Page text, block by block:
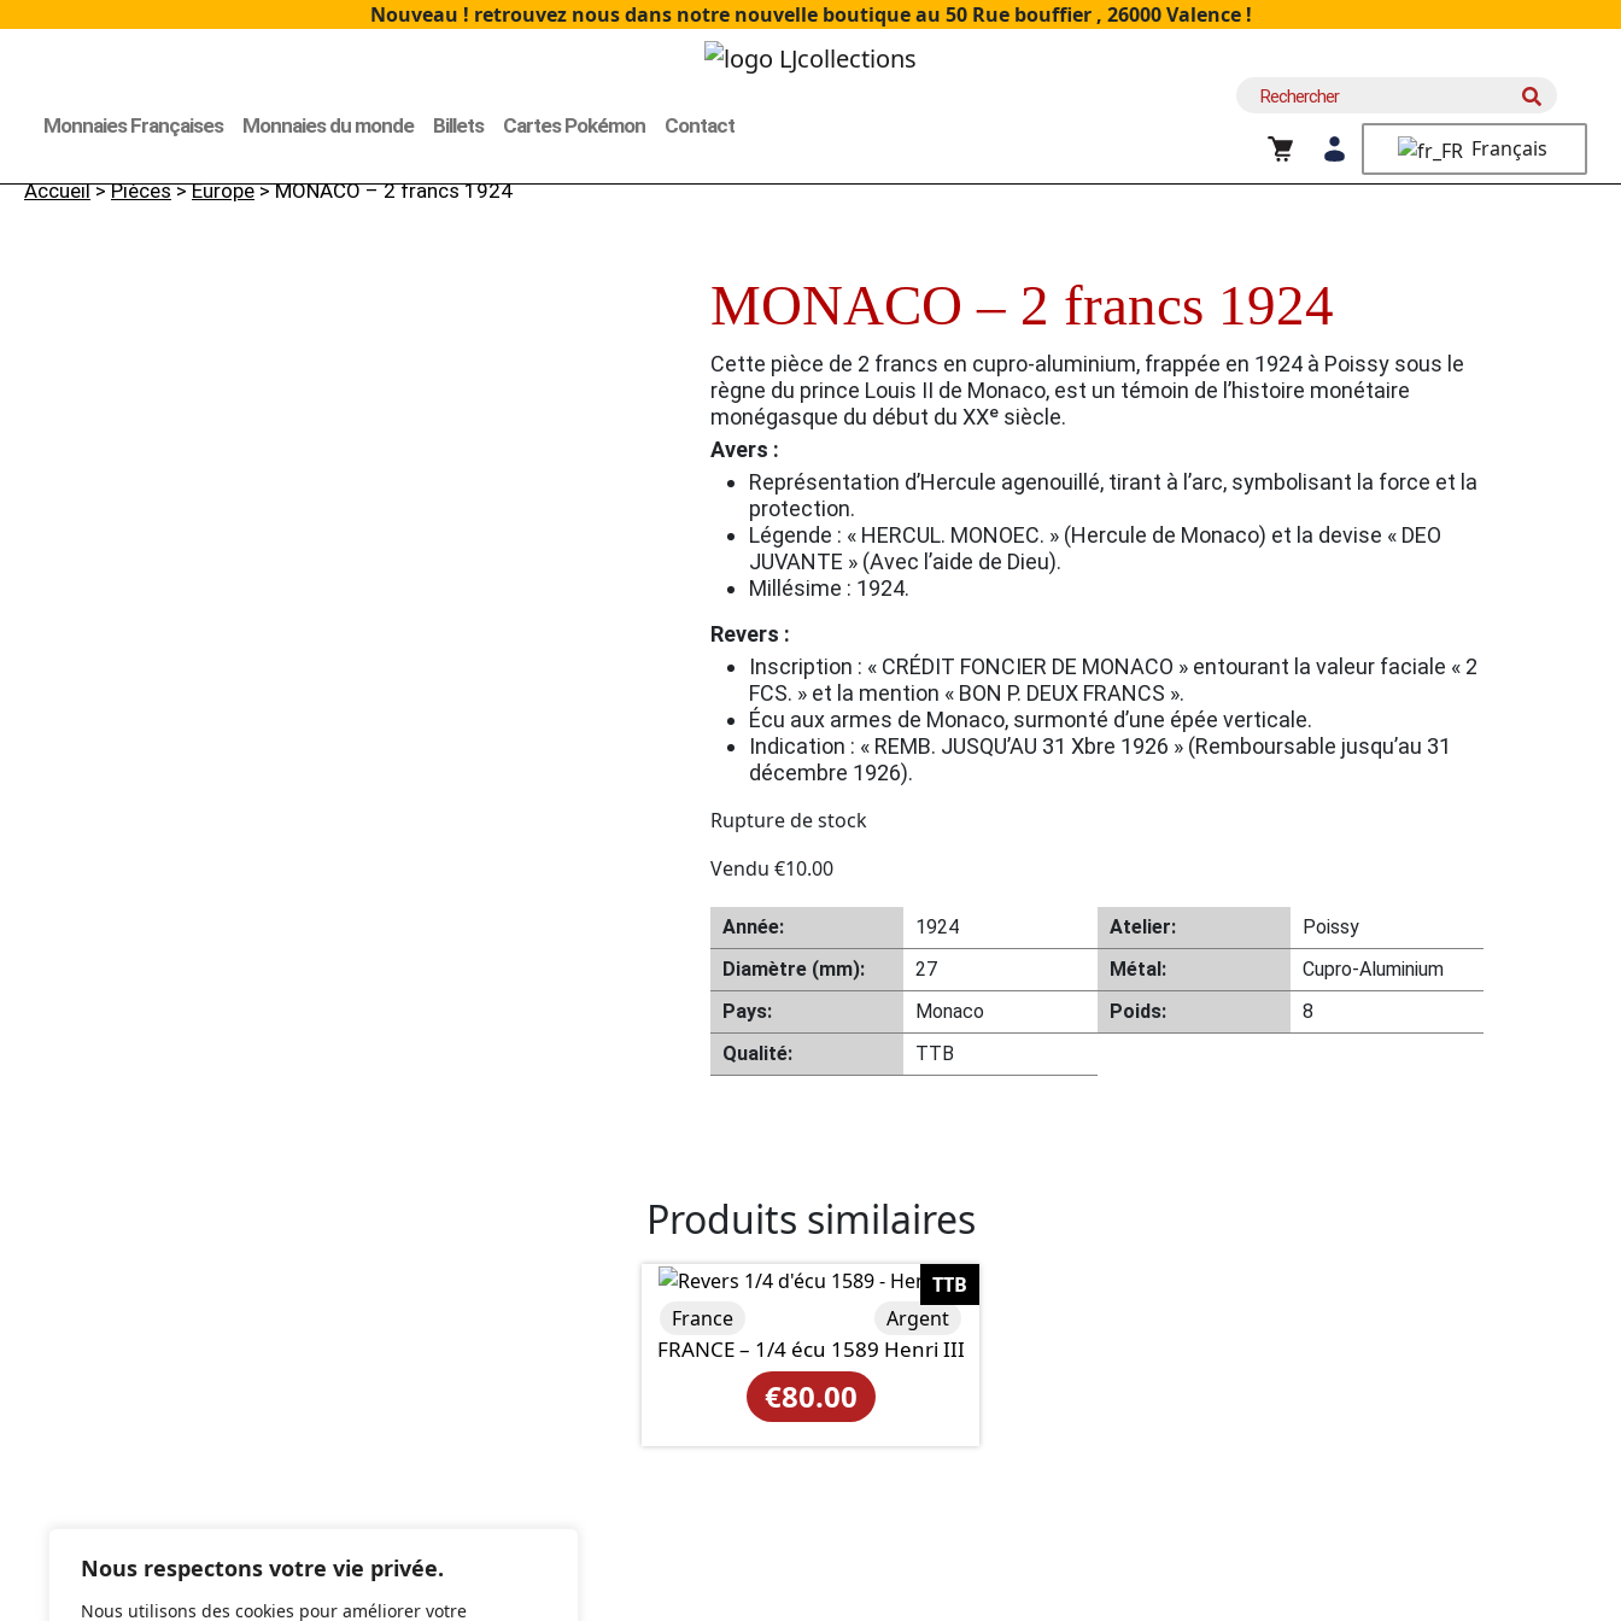
Nous respectons votre vie privée.
Nous utilisons des cookies pour améliorer votre
Nouveau ! retrouvez nous dans notre nouvelle boutique au 50 Rue bouffier , 26000 Valence !
Monnaies Françaises Monnaies du monde Billets Cartes Pokémon Contact
Recherche
Français
Accueil>Pièces>Europe> MONACO – 2 francs 1924
MONACO – 2 francs 1924
Cette pièce de 2 francs en cupro-aluminium, frappée en 1924 à Poissy sous le
règne du prince Louis II de Monaco, est un témoin de l’histoire monétaire
monégasque du début du XXᵉ siècle.
Avers :
Représentation d’Hercule agenouillé, tirant à l’arc, symbolisant la force et la
protection.
Légende : « HERCUL. MONOEC. » (Hercule de Monaco) et la devise « DEO
JUVANTE » (Avec l’aide de Dieu).
Millésime : 1924.
Revers :
Inscription : « CRÉDIT FONCIER DE MONACO » entourant la valeur faciale « 2
FCS. » et la mention « BON P. DEUX FRANCS ».
Écu aux armes de Monaco, surmonté d’une épée verticale.
Indication : « REMB. JUSQU’AU 31 Xbre 1926 » (Remboursable jusqu’au 31
décembre 1926).
Rupture de stock
Vendu €10.00
Année: 1924 Atelier:
Poissy
Diamètre (mm):
27 Métal:
Cupro-Aluminium
Pays:
Monaco Poids:
8
Qualité:
TTB
Produits similaires
TTB
FRANCE – 1/4 écu 1589 Henri III
€80.00
France Argent